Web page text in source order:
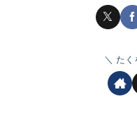
たく